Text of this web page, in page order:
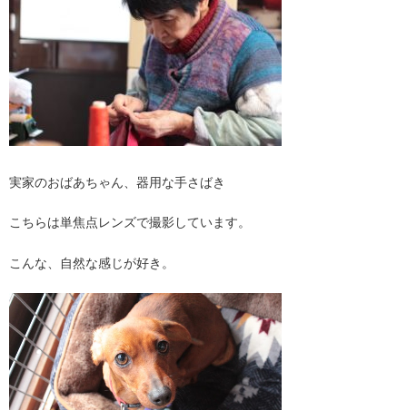
実家のおばあちゃん、器用な手さばき
こちらは単焦点レンズで撮影しています。
こんな、自然な感じが好き。